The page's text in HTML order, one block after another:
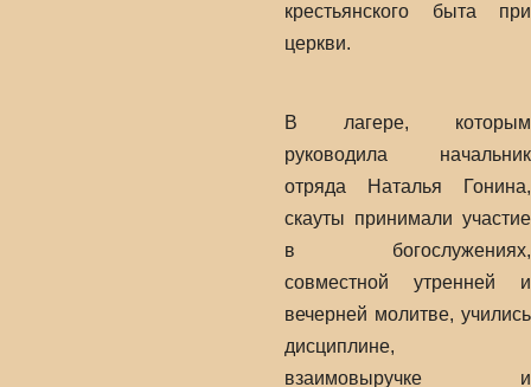
крестьянского быта при
церкви.
В лагере, которым
руководила начальник
отряда Наталья Гонина,
скауты принимали участие
в богослужениях,
совместной утренней и
вечерней молитве, учились
дисциплине,
взаимовыручке и